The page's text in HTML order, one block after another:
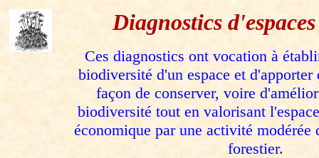
Diagnostics
Ces diagnostics ont vocation à
biodiversité d'un espace et d'apporter
façon de conserver, voire
biodiversité tout en valorisant
économique par une activité modérée
forestier.